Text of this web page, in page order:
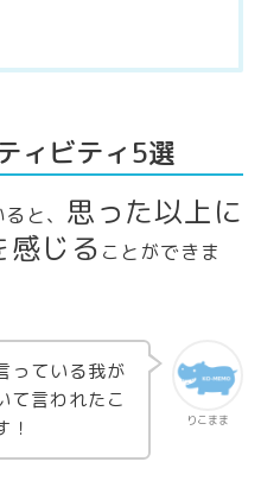
ィビティ5選
と、 思った以上に
感じる ことができま
りこまま
っている我が
て言われたこ
！